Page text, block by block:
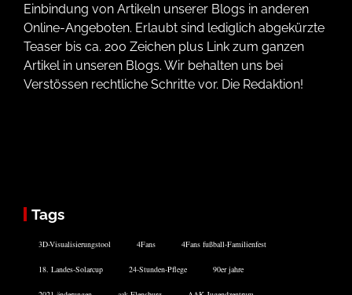
Einbindung von Artikeln unserer Blogs in anderen
Online-Angeboten. Erlaubt sind lediglich abgekürzte
Teaser bis ca. 200 Zeichen plus Link zum ganzen
Artikel in unseren Blogs. Wir behalten uns bei
Verstössen rechtliche Schritte vor. Die Redaktion!
Tags
3D-Visualisierungstool 4Fans 4Fans fußball-Familienfest
18. Landes-Solarcup 24-Stunden-Pflege 90er jahre